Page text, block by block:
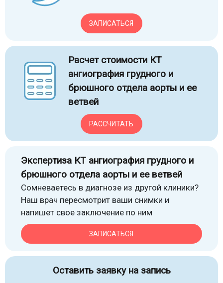
ЗАПИСАТЬСЯ
Расчет стоимости КТ
ангиография грудного и
брюшного отдела аорты и ее
ветвей
РАССЧИТАТЬ
Экспертиза КТ ангиография грудного и
брюшного отдела аорты и ее ветвей
Сомневаетесь в диагнозе из другой клиники?
Наш врач пересмотрит ваши снимки и
напишет свое заключение по ним
ЗАПИСАТЬСЯ
Оставить заявку на запись